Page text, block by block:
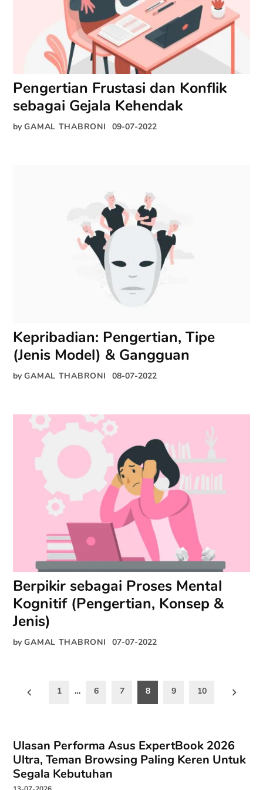
Pengertian Frustasi dan Konflik
sebagai Gejala Kehendak
by GAMAL THABRONI 09-07-2022
Kepribadian: Pengertian, Tipe
(Jenis Model) & Gangguan
by GAMAL THABRONI 08-07-2022
Berpikir sebagai Proses Mental
Kognitif (Pengertian, Konsep &
Jenis)
by GAMAL THABRONI 07-07-2022
Paginasi
1 … 6 7 8 9 10
Ulasan Performa Asus ExpertBook 2026
Ultra, Teman Browsing Paling Keren Untuk
Segala Kebutuhan